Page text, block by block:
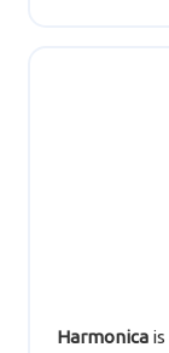
Harmonica